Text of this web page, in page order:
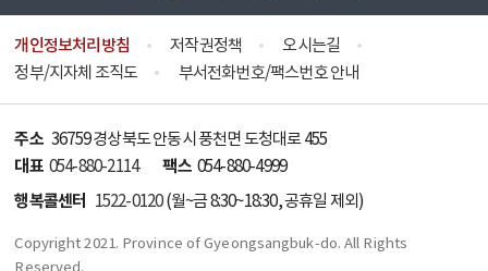
개인정보처리방침 저작권정책
오시는길
정부/지자체 조직도
부서전화번호/팩스번호 안내
주소 36759 경상북도 안동시 풍천면 도청대로 455
대표 054-880-2114 팩스 054-880-4999
행복콜센터 1522-0120(월~금 8:30~18:30, 공휴일 제외)
Copyright 2021. Province of Gyeongsangbuk-do. All Rights